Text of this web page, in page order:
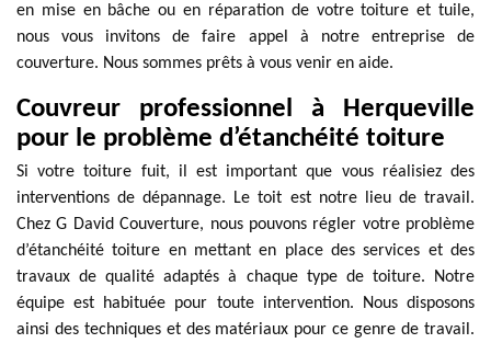
en mise en bâche ou en réparation de votre toiture et tuile,
nous vous invitons de faire appel à notre entreprise de
couverture. Nous sommes prêts à vous venir en aide.
Couvreur professionnel à Herqueville
pour le problème d’étanchéité toiture
Si votre toiture fuit, il est important que vous réalisiez des
interventions de dépannage. Le toit est notre lieu de travail.
Chez G David Couverture, nous pouvons régler votre problème
d’étanchéité toiture en mettant en place des services et des
travaux de qualité adaptés à chaque type de toiture. Notre
équipe est habituée pour toute intervention. Nous disposons
ainsi des techniques et des matériaux pour ce genre de travail.